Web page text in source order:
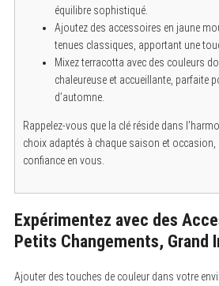
équilibre sophistiqué.
Ajoutez des accessoires en jaune
tenues classiques, apportant une
Mixez terracotta avec des couleurs
chaleureuse et accueillante, parfaite
d’automne.
Rappelez-vous que la clé réside dans
choix adaptés à chaque saison et
confiance en vous.
Expérimentez avec des
Petits Changements, Grand
Ajouter des touches de couleur dans votre